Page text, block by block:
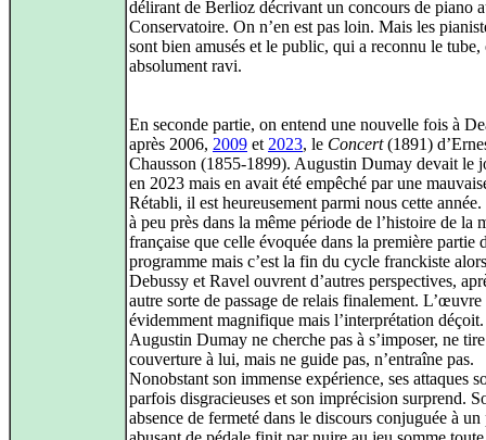
délirant de Berlioz décrivant un concours de piano
Conservatoire. On n’en est pas loin. Mais les
sont bien amusés et le public, qui a reconnu le tube,
absolument ravi.
En seconde partie, on entend une nouvelle fois à
après 2006, 2009 et 2023, le Concert(1891)
Chausson (1855‑1899). Augustin Dumay devait le
en 2023 mais en avait été empêché par une
Rétabli, il est heureusement parmi nous cette année.
à peu près dans la même période de l’histoire de la
française que celle évoquée dans la première partie
programme mais c’est la fin du cycle franckiste
Debussy et Ravel ouvrent d’autres perspectives,
autre sorte de passage de relais finalement. L’œuvre
évidemment magnifique mais l’interprétation déçoit.
Augustin Dumay ne cherche pas à s’imposer, ne
couverture à lui, mais ne guide pas, n’entraîne pas.
Nonobstant son immense expérience, ses attaques
parfois disgracieuses et son imprécision surprend.
absence de fermeté dans le discours conjuguée à un